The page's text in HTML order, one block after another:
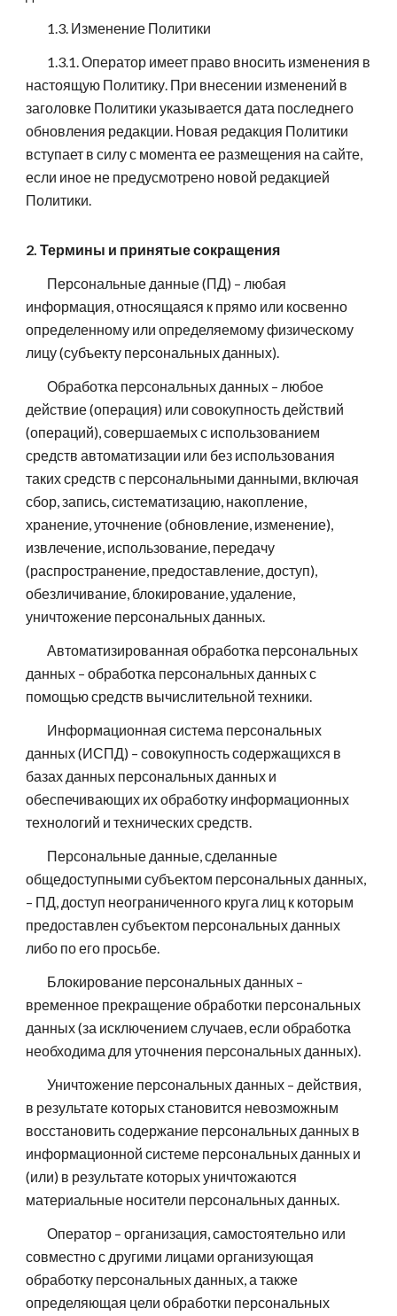
1.3. Изменение Политики
1.3.1. Оператор имеет право вносить изменения в
настоящую Политику. При внесении изменений в
заголовке Политики указывается дата последнего
обновления редакции. Новая редакция Политики
вступает в силу с момента ее размещения на сайте,
если иное не предусмотрено новой редакцией
Политики.
2. Термины и принятые сокращения
Персональные данные (ПД) – любая
информация, относящаяся к прямо или косвенно
определенному или определяемому физическому
лицу (субъекту персональных данных).
Обработка персональных данных – любое
действие (операция) или совокупность действий
(операций), совершаемых с использованием
средств автоматизации или без использования
таких средств с персональными данными, включая
сбор, запись, систематизацию, накопление,
хранение, уточнение (обновление, изменение),
извлечение, использование, передачу
(распространение, предоставление, доступ),
обезличивание, блокирование, удаление,
уничтожение персональных данных.
Автоматизированная обработка персональных
данных – обработка персональных данных с
помощью средств вычислительной техники.
Информационная система персональных
данных (ИСПД) – совокупность содержащихся в
базах данных персональных данных и
обеспечивающих их обработку информационных
технологий и технических средств.
Персональные данные, сделанные
общедоступными субъектом персональных данных,
– ПД, доступ неограниченного круга лиц к которым
предоставлен субъектом персональных данных
либо по его просьбе.
Блокирование персональных данных –
временное прекращение обработки персональных
данных (за исключением случаев, если обработка
необходима для уточнения персональных данных).
Уничтожение персональных данных – действия,
в результате которых становится невозможным
восстановить содержание персональных данных в
информационной системе персональных данных и
(или) в результате которых уничтожаются
материальные носители персональных данных.
Оператор – организация, самостоятельно или
совместно с другими лицами организующая
обработку персональных данных, а также
определяющая цели обработки персональных